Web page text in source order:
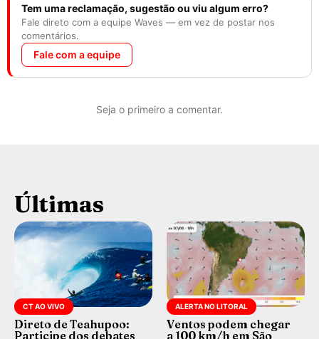
Tem uma reclamação, sugestão ou viu algum erro?
Fale direto com a equipe Waves — em vez de postar nos
comentários.
Fale com a equipe
Seja o primeiro a comentar.
Últimas
CT AO VIVO
Direto de Teahupoo:
Participe dos debates
ALERTA NO LITORAL
Ventos podem chegar
a 100 km/h em São